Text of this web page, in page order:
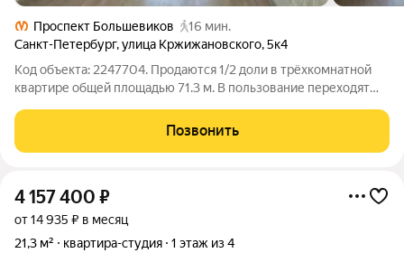
Проспект Большевиков
16 мин.
Санкт-Петербург,улица Кржижановского,5к4
Код объекта: 2247704. Продаются 1/2 доли в трёхкомнатной
квартире общей площадью 71.3 м. В пользование переходят
мужчина, свою долю продавать пока не планирует, проживает
в третьей комнате.
Позвонить
4 157 400 ₽
от 14 935 ₽ в месяц
21,3 м²
квартира-студия 1 этаж из 4